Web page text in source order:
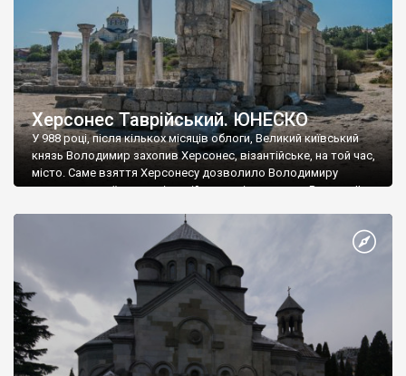
Херсонес Таврійський. ЮНЕСКО
У 988 році, після кількох місяців облоги, Великий київський
князь Володимир захопив Херсонес, візантійське, на той час,
місто. Саме взяття Херсонесу дозволило Володимиру
диктувати свої умови візантійському імператору Василю ІІ, та
Херсонесі Володимир-язичник, став Василем-християнином.
А потім було Хрещення Русі. На честь Херсонесу Таврійського